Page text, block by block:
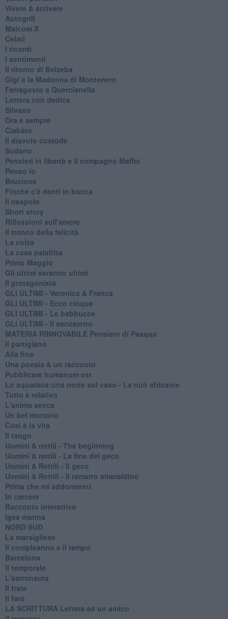
Vivere & scrivere
Autogrill
Malcom X
Celati
I ricordi
I sentimenti
Il ritorno di Belzeba
Gigi e la Madonna di Montenero
Ferragosto a Quercianella
Lettera con dedica
Silvano
Ora e sempre
Ciabàro
Il diavolo custode
Sudario
Pensieri in libertà e il compagno Maffei
Penso io
Brucione
Finché c'è denti in bocca
Il nespolo
Short story
Riflessioni sull'amore
Il tronco della felicità
La colza
La casa palafitta
Primo Maggio
Gli ultimi saranno ultimi
Il protagonista
GLI ULTIMI - Veronica & Franca
GLI ULTIMI - Ecco cinque
GLI ULTIMI - Le babbucce
GLI ULTIMI - Il senzatetto
MATERIA RINNOVABILE Pensiero di Pasqua
Il partigiano
Alla fine
Una poesia & un racconto
Pubblicare humanum est
Lo squaraus:una notte sul vaso - La nuit africaine
Tutto è relativo
L'anima secca
Un bel mortorio
Cosi è la vita
Il tango
​Uomini & rettili - The beginning
​Uomini & rettili - La fine del geco
Uomini & Rettili - Il geco
Uomini & Rettili - Il ramarro smeraldino
Prima che mi addormenti
In carcere
Racconto interattivo
Igea marina
​NORD SUD
La marsigliese
Il compleanno e il tempo
Barcelona
Il temporale
L'astronauta
Il frate
Il faro
​LA SCRITTURA Lettera ad un amico